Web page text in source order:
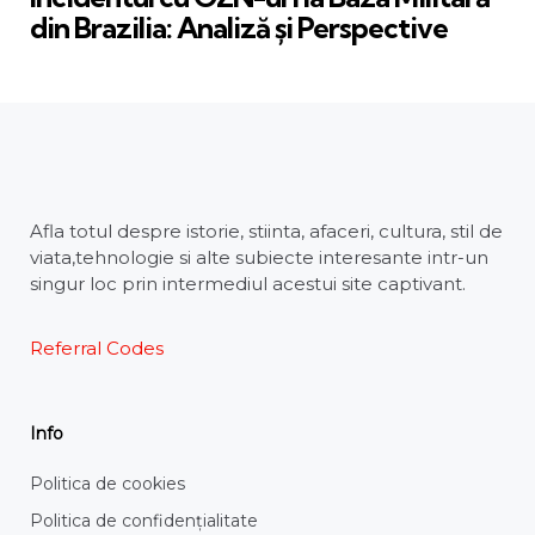
din Brazilia: Analiză și Perspective
Afla totul despre istorie, stiinta, afaceri, cultura, stil de
viata,tehnologie si alte subiecte interesante intr-un
singur loc prin intermediul acestui site captivant.
Referral Codes
Info
Politica de cookies
Politica de confidențialitate